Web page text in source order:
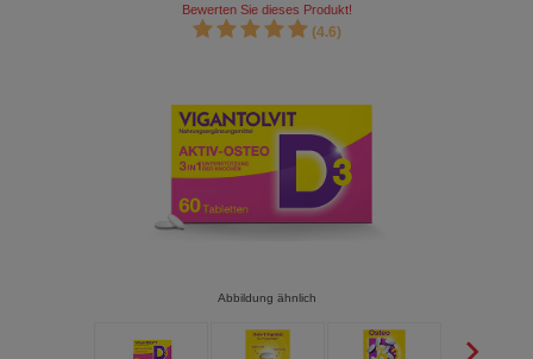
Bewerten Sie dieses Produkt!
(4.6)
Abbildung ähnlich